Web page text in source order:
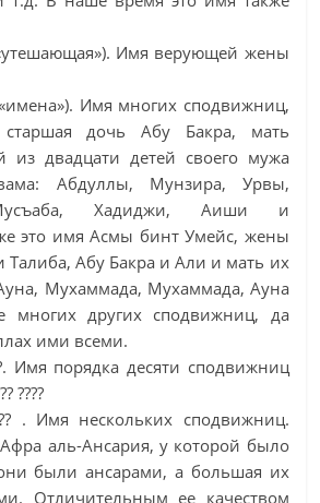
Имя верующей жены
Имя многих сподвижниц,
дочь Абу Бакра, мать
из двадцати детей своего мужа
Абдуллы, Мунзира, Урвы,
Хадиджи, Аиши и
это имя Асмы бинт Умейс, жены
Абу Бакра и Али и мать их
Мухаммада, Мухаммада, Ауна
многих других сподвижниц, да
ими всеми.
Имя порядка десяти сподвижниц
????
Имя нескольких сподвижниц.
аль-Ансария, у которой было
были ансарами, а большая их
Отличительным ее качеством